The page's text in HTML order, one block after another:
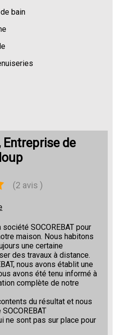
bain
Entreprise de
(2 avis )
SOCOREBAT pour
maison. Nous habitons
une certaine
des travaux à distance.
nous avons établit une
avons été tenu informé à
complète de notre
du résultat et nous
ne sont pas sur place pour